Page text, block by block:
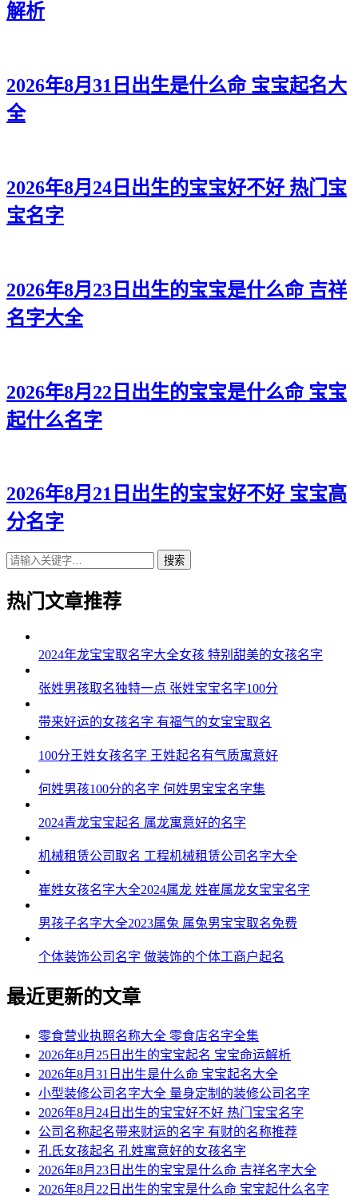
解析
2026年8月31日出生是什么命 宝宝起名大
全
2026年8月24日出生的宝宝好不好 热门宝
宝名字
2026年8月23日出生的宝宝是什么命 吉祥
名字大全
2026年8月22日出生的宝宝是什么命 宝宝
起什么名字
2026年8月21日出生的宝宝好不好 宝宝高
分名字
搜索
热门文章推荐
2024年龙宝宝取名字大全女孩 特别甜美的女孩名字
张姓男孩取名独特一点 张姓宝宝名字100分
带来好运的女孩名字 有福气的女宝宝取名
100分王姓女孩名字 王姓起名有气质寓意好
何姓男孩100分的名字 何姓男宝宝名字集
2024青龙宝宝起名 属龙寓意好的名字
机械租赁公司取名 工程机械租赁公司名字大全
崔姓女孩名字大全2024属龙 姓崔属龙女宝宝名字
男孩子名字大全2023属兔 属兔男宝宝取名免费
个体装饰公司名字 做装饰的个体工商户起名
最近更新的文章
零食营业执照名称大全 零食店名字全集
2026年8月25日出生的宝宝起名 宝宝命运解析
2026年8月31日出生是什么命 宝宝起名大全
小型装修公司名字大全 量身定制的装修公司名字
2026年8月24日出生的宝宝好不好 热门宝宝名字
公司名称起名带来财运的名字 有财的名称推荐
孔氏女孩起名 孔姓寓意好的女孩名字
2026年8月23日出生的宝宝是什么命 吉祥名字大全
2026年8月22日出生的宝宝是什么命 宝宝起什么名字